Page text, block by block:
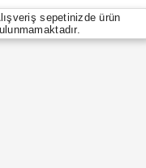
sepetinizde ürün